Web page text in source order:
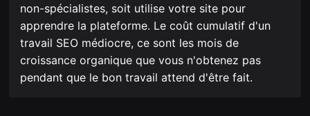
non-spécialistes, soit utilise votre site pour
apprendre la plateforme. Le coût cumulatif d'un
travail SEO médiocre, ce sont les mois de
croissance organique que vous n'obtenez pas
pendant que le bon travail attend d'être fait.